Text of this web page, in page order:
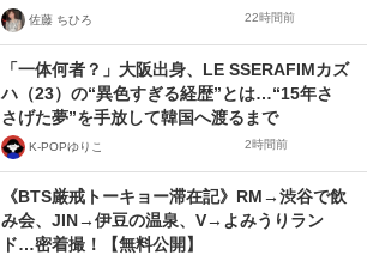
佐藤 ちひろ 22時間前
「一体何者？」大阪出身、LE SSERAFIMカズ
ハ（23）の“異色すぎる経歴”とは…“15年さ
さげた夢”を手放して韓国へ渡るまで
K-POPゆりこ 2時間前
《BTS厳戒トーキョー滞在記》RM→渋谷で飲
み会、JIN→伊豆の温泉、V→よみうりラン
ド…密着撮！【無料公開】